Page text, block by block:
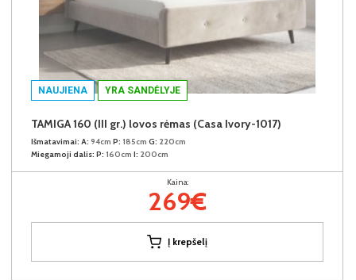
NAUJIENA YRA SANDĖLYJE
TAMIGA 160 (III gr.) lovos rėmas (Casa Ivory-1017)
Išmatavimai: A: 94cm P: 185cm G: 220cm
Miegamoji dalis: P: 160cm I: 200cm
Kaina:
269€
Į krepšelį